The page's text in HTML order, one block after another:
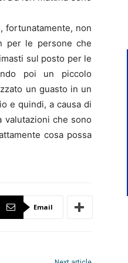
fortunatamente, non
per le persone che
sul posto per le
poi un piccolo
un guasto in un
e quindi, a causa di
valutazioni che sono
cosa possa
Email